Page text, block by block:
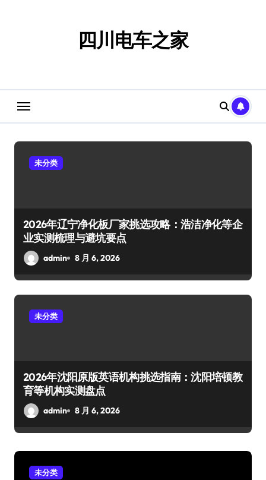
四川电车之家
未分类
2026年辽宁净化板厂家挑选攻略：浩洁净化等企
业实测梳理与避坑要点
admin 8 月 6, 2026
未分类
2026年沈阳原版英语机构挑选指南：沈阳培顿教
育等机构实测盘点
admin 8 月 6, 2026
未分类